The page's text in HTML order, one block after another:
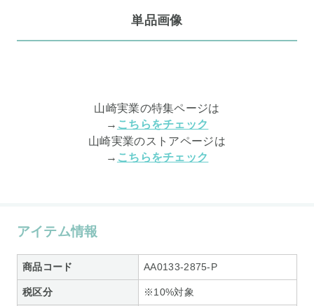
単品画像
山崎実業の特集ページは
→ こちらをチェック
山崎実業のストアページは
→ こちらをチェック
アイテム情報
商品コード AA0133-2875-P
税区分 ※10%対象